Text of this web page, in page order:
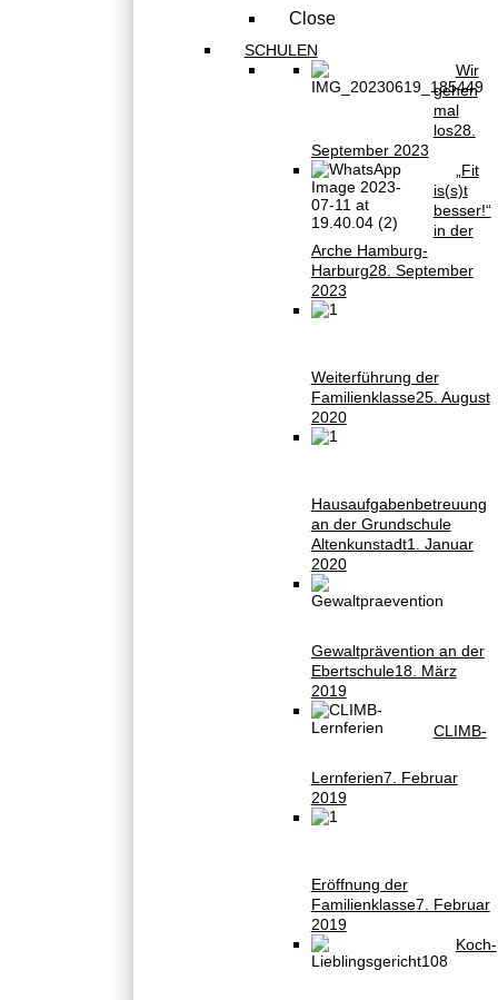
Close
SCHULEN
Wir
gehen
mal
los28.
September 2023
„Fit
is(s)t
besser!“
in der
Arche Hamburg-
Harburg28. September
2023
Weiterführung der
Familienklasse25. August
2020
Hausaufgabenbetreuung
an der Grundschule
Altenkunstadt1. Januar
2020
Gewaltprävention an der
Ebertschule18. März
2019
CLIMB-
Lernferien7. Februar
2019
Eröffnung der
Familienklasse7. Februar
2019
Koch-